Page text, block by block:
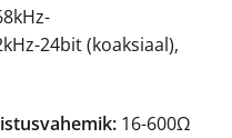
24bit (koaksiaal),
16-600Ω